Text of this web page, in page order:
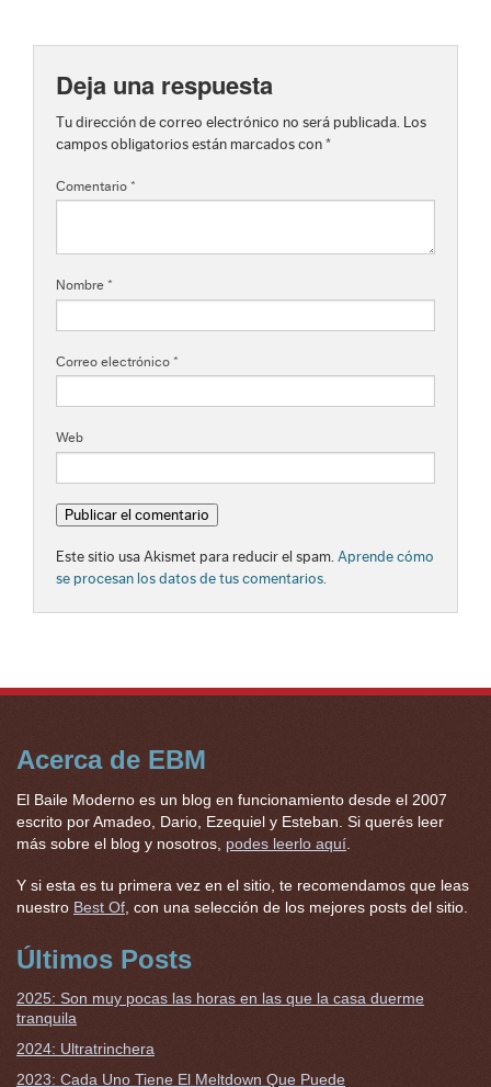
Deja una respuesta
Tu dirección de correo electrónico no será publicada.
Los
campos obligatorios están marcados con *
Comentario *
Nombre *
Correo electrónico *
Web
Este sitio usa Akismet para reducir el spam. Aprende cómo
se procesan los datos de tus comentarios.
Acerca de EBM
El Baile Moderno es un blog en funcionamiento desde el 2007
escrito por Amadeo, Dario, Ezequiel y Esteban. Si querés leer
más sobre el blog y nosotros, podes leerlo aquí.
Y si esta es tu primera vez en el sitio, te recomendamos que leas
nuestro Best Of, con una selección de los mejores posts del sitio.
Últimos Posts
2025: Son muy pocas las horas en las que la casa duerme
tranquila
2024: Ultratrinchera
2023: Cada Uno Tiene El Meltdown Que Puede